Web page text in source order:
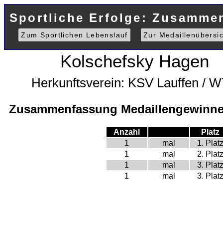
Sportliche Erfolge:
Zum Sportlichen Lebenslauf Zur
Kolschefsky Hagen
Herkunftsverein: KSV Lauffen /
Zusammenfassung
Anzahl
Platz
1
mal
1.
1
mal
2.
1
mal
3.
1
mal 3.